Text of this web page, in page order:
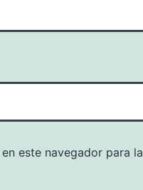
este navegador para la